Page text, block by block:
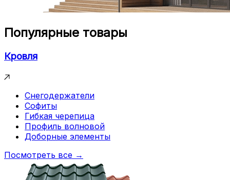
Популярные товары
Кровля
Снегодержатели
Софиты
Гибкая черепица
Профиль волновой
Доборные элементы
Посмотреть все →